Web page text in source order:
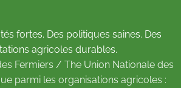
fortes. Des politiques saines. Des
agricoles durables.
Fermiers / The Union Nationale des
parmi les organisations agricoles :